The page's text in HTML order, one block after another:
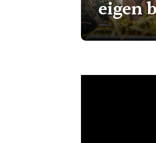
eigen